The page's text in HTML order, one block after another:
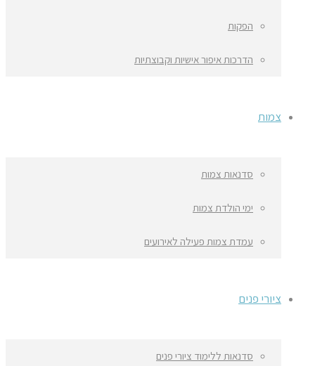
הפקות
הדרכות איפור אישיות וקבוצתיות
צמות
סדנאות צמות
ימי הולדת צמות
עמדת צמות פעילה לאירועים
ציורי פנים
סדנאות ללימוד ציורי פנים